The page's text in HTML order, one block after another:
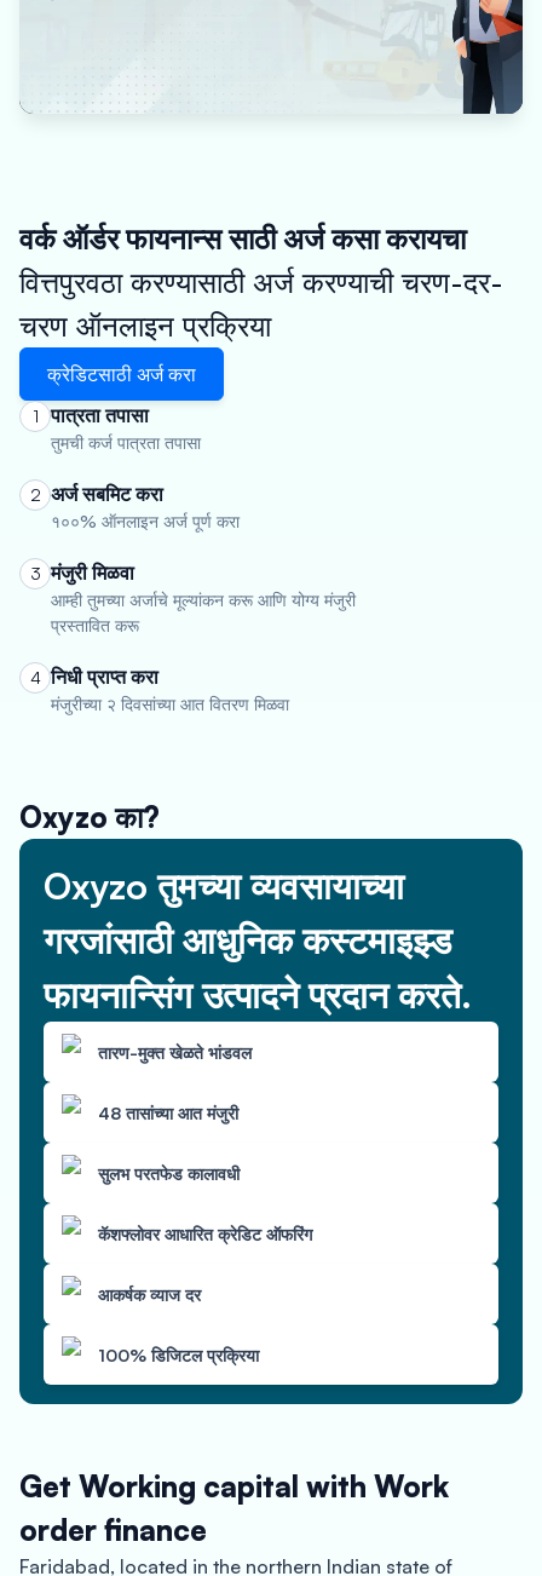
वर्क ऑर्डर फायनान्स साठी अर्ज कसा करायचा
वित्तपुरवठा करण्यासाठी अर्ज करण्याची चरण-दर-
चरण ऑनलाइन प्रक्रिया
क्रेडिटसाठी अर्ज करा
1 पात्रता तपासा
तुमची कर्ज पात्रता तपासा
2 अर्ज सबमिट करा
१००% ऑनलाइन अर्ज पूर्ण करा
3 मंजुरी मिळवा
आम्ही तुमच्या अर्जाचे मूल्यांकन करू आणि योग्य मंजुरी
प्रस्तावित करू
4 निधी प्राप्त करा
मंजुरीच्या २ दिवसांच्या आत वितरण मिळवा
Oxyzo का?
Oxyzo तुमच्या व्यवसायाच्या
गरजांसाठी आधुनिक कस्टमाइझ्ड
फायनान्सिंग उत्पादने प्रदान करते.
तारण-मुक्त खेळते भांडवल
48 तासांच्या आत मंजुरी
सुलभ परतफेड कालावधी
कॅशफ्लोवर आधारित क्रेडिट ऑफरिंग
आकर्षक व्याज दर
100% डिजिटल प्रक्रिया
Get Working capital with Work
order finance
Faridabad, located in the northern Indian state of